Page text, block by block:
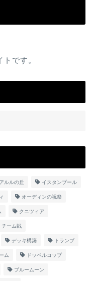
です。
アルルの丘 イスタンブール
オーディンの祝祭
クニツィア
チーム戦
デッキ構築 トランプ
ム ドッペルコップ
ブルームーン